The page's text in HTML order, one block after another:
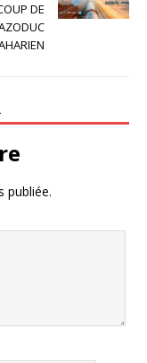
DE
publiée.